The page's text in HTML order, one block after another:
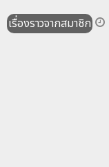
เรื่องราวจากสมาชิก